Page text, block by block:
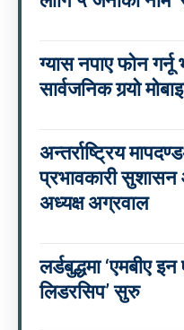
ग्यास नपाए फोन गर्नू
सार्वजनिक गर्‍यो
अन्तर्राष्ट्रिय
प्रभावकारी सुशासन
अध्यक्ष अग्रवाल
लर्डबुद्धमा ‘एमबीए
लिडरसिप’ सुरु